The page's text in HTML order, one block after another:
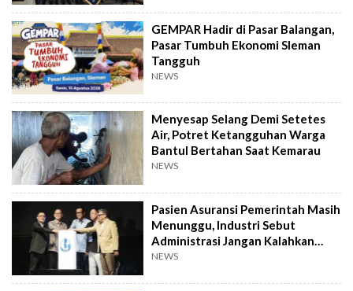
GEMPAR Hadir di Pasar Balangan,
Pasar Tumbuh Ekonomi Sleman
Tangguh
NEWS
Menyesap Selang Demi Setetes
Air, Potret Ketangguhan Warga
Bantul Bertahan Saat Kemarau
NEWS
Pasien Asuransi Pemerintah Masih
Menunggu, Industri Sebut
Administrasi Jangan Kalahkan
Kemanusiaan
NEWS